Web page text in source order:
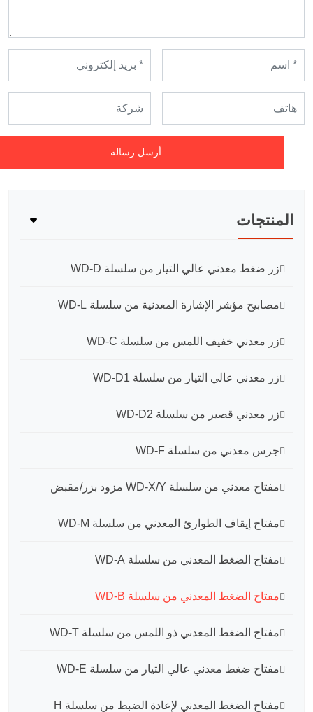
أرسل رسالة
المنتجات
زر ضغط معدني عالي التيار من سلسلة WD-D
مصابيح مؤشر الإشارة المعدنية من سلسلة WD-L
زر معدني خفيف اللمس من سلسلة WD-C
زر معدني عالي التيار من سلسلة WD-D1
زر معدني قصير من سلسلة WD-D2
جرس معدني من سلسلة WD-F
مفتاح معدني من سلسلة WD-X/Y مزود بزر/مقبض
مفتاح إيقاف الطوارئ المعدني من سلسلة WD-M
مفتاح الضغط المعدني من سلسلة WD-A
مفتاح الضغط المعدني من سلسلة WD-B
مفتاح الضغط المعدني ذو اللمس من سلسلة WD-T
مفتاح ضغط معدني عالي التيار من سلسلة WD-E
مفتاح الضغط المعدني لإعادة الضبط من سلسلة H